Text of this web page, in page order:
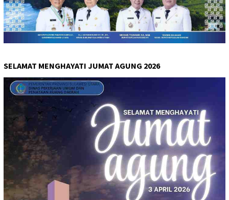
SELAMAT MENGHAYATI JUMAT AGUNG 2026